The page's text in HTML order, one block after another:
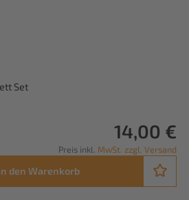
Set
14,00 €
Preis inkl. MwSt. zzgl. Versand
den Warenkorb